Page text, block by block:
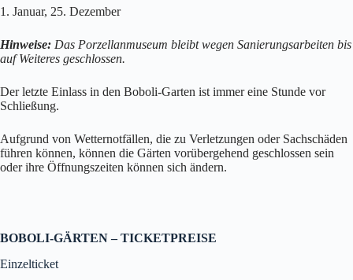
1. Januar, 25. Dezember
Hinweise: Das Porzellanmuseum bleibt wegen Sanierungsarbeiten bis
auf Weiteres geschlossen.
Der letzte Einlass in den Boboli-Garten ist immer eine Stunde vor
Schließung.
Aufgrund von Wetternotfällen, die zu Verletzungen oder Sachschäden
führen können, können die Gärten vorübergehend geschlossen sein
oder ihre Öffnungszeiten können sich ändern.
BOBOLI-GÄRTEN – TICKETPREISE
Einzelticket